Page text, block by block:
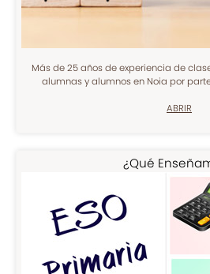
Más de 25 años de experiencia de
alumnas y alumnos en Noia por
ABRIR
¿Qué